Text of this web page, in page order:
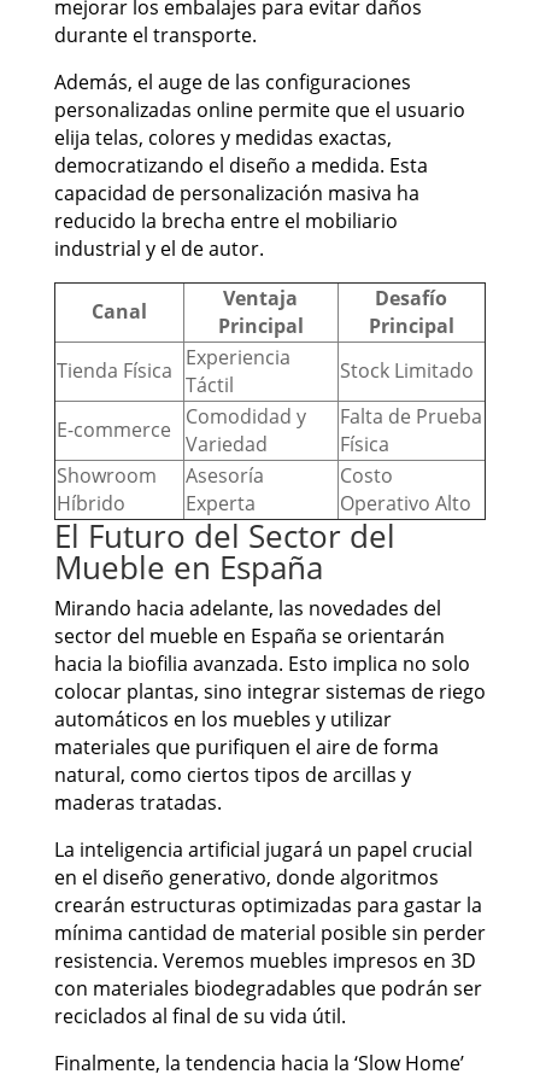
mejorar los embalajes para evitar daños
durante el transporte.
Además, el auge de las configuraciones
personalizadas online permite que el usuario
elija telas, colores y medidas exactas,
democratizando el diseño a medida. Esta
capacidad de personalización masiva ha
reducido la brecha entre el mobiliario
industrial y el de autor.
Canal
Ventaja
Principal
Desafío
Principal
Tienda Física Experiencia
Táctil
Stock Limitado
E-commerce
Comodidad y
Variedad
Falta de Prueba
Física
Showroom
Híbrido
Asesoría
Experta
Costo
Operativo Alto
El Futuro del Sector del
Mueble en España
Mirando hacia adelante, las novedades del
sector del mueble en España se orientarán
hacia la biofilia avanzada. Esto implica no solo
colocar plantas, sino integrar sistemas de riego
automáticos en los muebles y utilizar
materiales que purifiquen el aire de forma
natural, como ciertos tipos de arcillas y
maderas tratadas.
La inteligencia artificial jugará un papel crucial
en el diseño generativo, donde algoritmos
crearán estructuras optimizadas para gastar la
mínima cantidad de material posible sin perder
resistencia. Veremos muebles impresos en 3D
con materiales biodegradables que podrán ser
reciclados al final de su vida útil.
Finalmente, la tendencia hacia la ‘Slow Home’